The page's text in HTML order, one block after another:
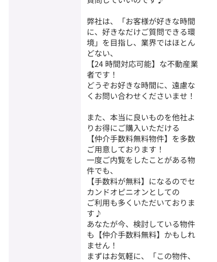
弊社は、「お客様が好きな時間
に、好きなだけご質問できる環
境」を目指し、業界ではほとん
どない、
【24 時間対応可能】な不動産業
者です！
どうぞお好きな時間に、遠慮な
くお問い合わせくださいませ！
また、本当に良いものを他社よ
りお得にご購入いただける
【仲介手数料無料物件】を多数
ご用意しております！
一度ご内覧をしたことがある物
件でも、
【手数料が無料】になるのでセ
カンドオピニオンとしての
ご利用も多くいただいておりま
す♪
あなたが今、検討している物件
も【仲介手数料無料】かもしれ
ません！
まずはお気軽に、「この物件、